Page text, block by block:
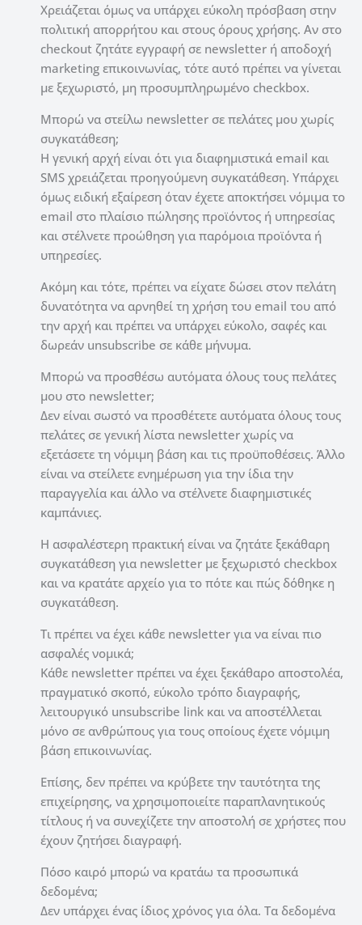
Χρειάζεται όμως να υπάρχει εύκολη πρόσβαση στην
πολιτική απορρήτου και στους όρους χρήσης. Αν στο
checkout ζητάτε εγγραφή σε newsletter ή αποδοχή
marketing επικοινωνίας, τότε αυτό πρέπει να γίνεται
με ξεχωριστό, μη προσυμπληρωμένο checkbox.
Μπορώ να στείλω newsletter σε πελάτες μου χωρίς
συγκατάθεση;
Η γενική αρχή είναι ότι για διαφημιστικά email και
SMS χρειάζεται προηγούμενη συγκατάθεση. Υπάρχει
όμως ειδική εξαίρεση όταν έχετε αποκτήσει νόμιμα το
email στο πλαίσιο πώλησης προϊόντος ή υπηρεσίας
και στέλνετε προώθηση για παρόμοια προϊόντα ή
υπηρεσίες.
Ακόμη και τότε, πρέπει να είχατε δώσει στον πελάτη
δυνατότητα να αρνηθεί τη χρήση του email του από
την αρχή και πρέπει να υπάρχει εύκολο, σαφές και
δωρεάν unsubscribe σε κάθε μήνυμα.
Μπορώ να προσθέσω αυτόματα όλους τους πελάτες
μου στο newsletter;
Δεν είναι σωστό να προσθέτετε αυτόματα όλους τους
πελάτες σε γενική λίστα newsletter χωρίς να
εξετάσετε τη νόμιμη βάση και τις προϋποθέσεις. Άλλο
είναι να στείλετε ενημέρωση για την ίδια την
παραγγελία και άλλο να στέλνετε διαφημιστικές
καμπάνιες.
Η ασφαλέστερη πρακτική είναι να ζητάτε ξεκάθαρη
συγκατάθεση για newsletter με ξεχωριστό checkbox
και να κρατάτε αρχείο για το πότε και πώς δόθηκε η
συγκατάθεση.
Τι πρέπει να έχει κάθε newsletter για να είναι πιο
ασφαλές νομικά;
Κάθε newsletter πρέπει να έχει ξεκάθαρο αποστολέα,
πραγματικό σκοπό, εύκολο τρόπο διαγραφής,
λειτουργικό unsubscribe link και να αποστέλλεται
μόνο σε ανθρώπους για τους οποίους έχετε νόμιμη
βάση επικοινωνίας.
Επίσης, δεν πρέπει να κρύβετε την ταυτότητα της
επιχείρησης, να χρησιμοποιείτε παραπλανητικούς
τίτλους ή να συνεχίζετε την αποστολή σε χρήστες που
έχουν ζητήσει διαγραφή.
Πόσο καιρό μπορώ να κρατάω τα προσωπικά
δεδομένα;
Δεν υπάρχει ένας ίδιος χρόνος για όλα. Τα δεδομένα